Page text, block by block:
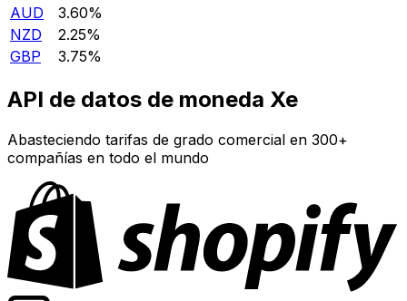
AUD
3.60%
NZD
2.25%
GBP
3.75%
API de datos de moneda Xe
Abasteciendo tarifas de grado comercial en 300+
compañías en todo el mundo